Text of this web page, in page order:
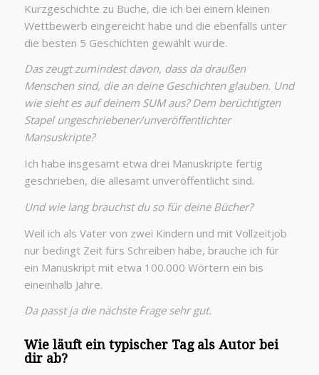
Kurzgeschichte zu Buche, die ich bei einem kleinen
Wettbewerb eingereicht habe und die ebenfalls unter
die besten 5 Geschichten gewählt wurde.
Das zeugt zumindest davon, dass da draußen
Menschen sind, die an deine Geschichten glauben. Und
wie sieht es auf deinem SUM aus? Dem berüchtigten
Stapel ungeschriebener/unveröffentlichter
Mansuskripte?
Ich habe insgesamt etwa drei Manuskripte fertig
geschrieben, die allesamt unveröffentlicht sind.
Und wie lang brauchst du so für deine Bücher?
Weil ich als Vater von zwei Kindern und mit Vollzeitjob
nur bedingt Zeit fürs Schreiben habe, brauche ich für
ein Manuskript mit etwa 100.000 Wörtern ein bis
eineinhalb Jahre.
Da passt ja die nächste Frage sehr gut.
Wie läuft ein typischer Tag als Autor bei
dir ab?